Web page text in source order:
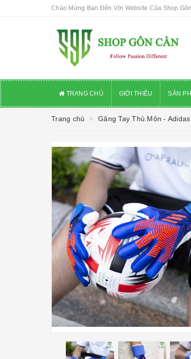
Chào Mừng Bạn Đến Với Website Của Shop
TRANG CHỦ GIỚI THIỆU SẢN
Trang chủ Găng Tay Thủ Môn - Adidas